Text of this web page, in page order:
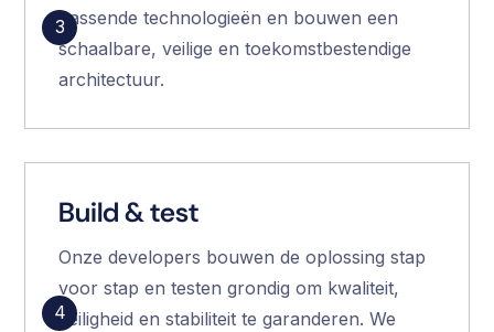
3passende technologieën en bouwen een
schaalbare, veilige en toekomstbestendige
architectuur.
4
Build & test
Onze developers bouwen de oplossing stap
voor stap en testen grondig om kwaliteit,
veiligheid en stabiliteit te garanderen. We